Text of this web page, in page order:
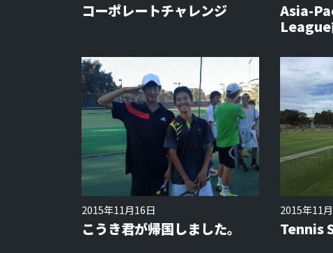
コーポレートチャレンジ
Asia-
League
2015年11月16日
こうき君が帰国しました。
2015年11
Tennis